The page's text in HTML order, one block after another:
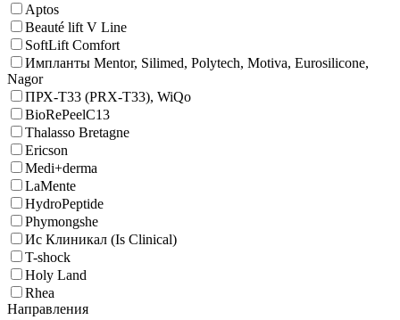
Aptos
Beauté lift V Line
SoftLift Comfort
Импланты Mentor, Silimed, Polytech, Motiva, Eurosilicone,
Nagor
ПРХ-Т33 (PRX-T33), WiQo
BioRePeelC13
Thalasso Bretagne
Ericson
Medi+derma
LaMente
HydroPeptide
Phymongshe
Ис Клиникал (Is Clinical)
T-shock
Holy Land
Rhea
Направления